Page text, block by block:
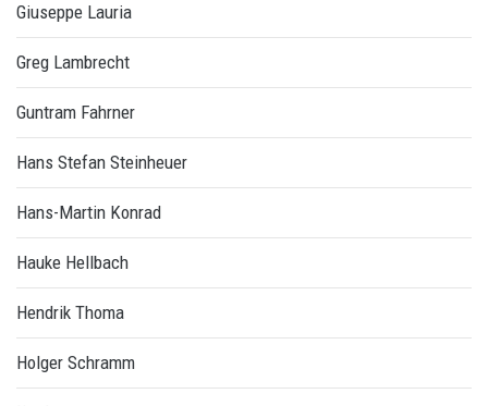
Giuseppe Lauria
Greg Lambrecht
Guntram Fahrner
Hans Stefan Steinheuer
Hans-Martin Konrad
Hauke Hellbach
Hendrik Thoma
Holger Schramm